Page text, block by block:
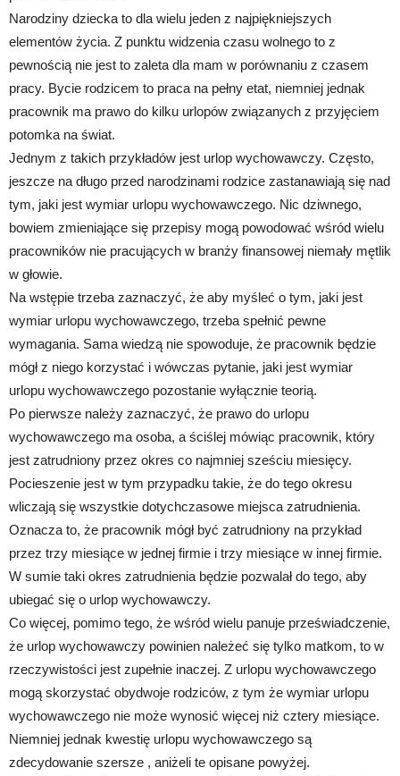
Narodziny dziecka to dla wielu jeden z najpiękniejszych
elementów życia. Z punktu widzenia czasu wolnego to z
pewnością nie jest to zaleta dla mam w porównaniu z czasem
pracy. Bycie rodzicem to praca na pełny etat, niemniej jednak
pracownik ma prawo do kilku urlopów związanych z przyjęciem
potomka na świat.
Jednym z takich przykładów jest urlop wychowawczy. Często,
jeszcze na długo przed narodzinami rodzice zastanawiają się nad
tym, jaki jest wymiar urlopu wychowawczego. Nic dziwnego,
bowiem zmieniające się przepisy mogą powodować wśród wielu
pracowników nie pracujących w branży finansowej niemały mętlik
w głowie.
Na wstępie trzeba zaznaczyć, że aby myśleć o tym, jaki jest
wymiar urlopu wychowawczego, trzeba spełnić pewne
wymagania. Sama wiedzą nie spowoduje, że pracownik będzie
mógł z niego korzystać i wówczas pytanie, jaki jest wymiar
urlopu wychowawczego pozostanie wyłącznie teorią.
Po pierwsze należy zaznaczyć, że prawo do urlopu
wychowawczego ma osoba, a ściślej mówiąc pracownik, który
jest zatrudniony przez okres co najmniej sześciu miesięcy.
Pocieszenie jest w tym przypadku takie, że do tego okresu
wliczają się wszystkie dotychczasowe miejsca zatrudnienia.
Oznacza to, że pracownik mógł być zatrudniony na przykład
przez trzy miesiące w jednej firmie i trzy miesiące w innej firmie.
W sumie taki okres zatrudnienia będzie pozwalał do tego, aby
ubiegać się o urlop wychowawczy.
Co więcej, pomimo tego, że wśród wielu panuje przeświadczenie,
że urlop wychowawczy powinien należeć się tylko matkom, to w
rzeczywistości jest zupełnie inaczej. Z urlopu wychowawczego
mogą skorzystać obydwoje rodziców, z tym że wymiar urlopu
wychowawczego nie może wynosić więcej niż cztery miesiące.
Niemniej jednak kwestię urlopu wychowawczego są
zdecydowanie szersze , aniżeli te opisane powyżej.